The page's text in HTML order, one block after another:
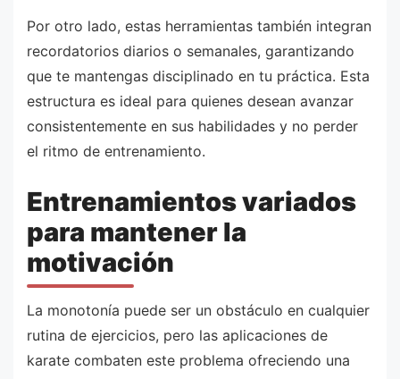
Por otro lado, estas herramientas también integran
recordatorios diarios o semanales, garantizando
que te mantengas disciplinado en tu práctica. Esta
estructura es ideal para quienes desean avanzar
consistentemente en sus habilidades y no perder
el ritmo de entrenamiento.
Entrenamientos variados
para mantener la
motivación
La monotonía puede ser un obstáculo en cualquier
rutina de ejercicios, pero las aplicaciones de
karate combaten este problema ofreciendo una